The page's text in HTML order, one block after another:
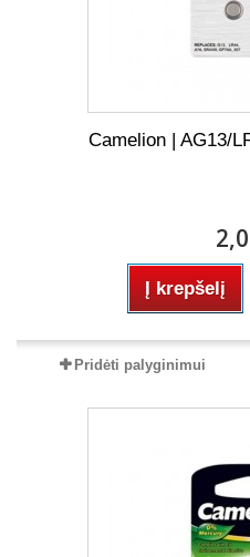
Camelion | AG13/
Į krepšelį
Pridėti palyginimui